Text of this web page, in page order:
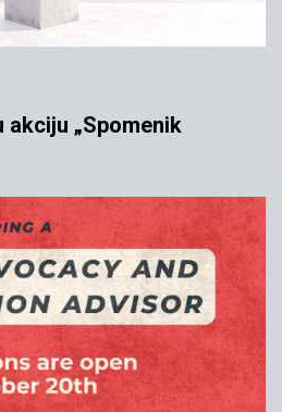
I KROKODIL
GRAĐANSKU
YIHR
akciju „Spomenik